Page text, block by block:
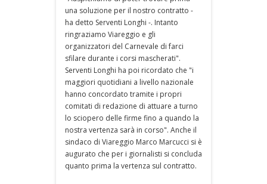
una soluzione per il nostro contratto -
ha detto Serventi Longhi -. Intanto
ringraziamo Viareggio e gli
organizzatori del Carnevale di farci
sfilare durante i corsi mascherati".
Serventi Longhi ha poi ricordato che "i
maggiori quotidiani a livello nazionale
hanno concordato tramite i propri
comitati di redazione di attuare a turno
lo sciopero delle firme fino a quando la
nostra vertenza sarà in corso". Anche il
sindaco di Viareggio Marco Marcucci si è
augurato che per i giornalisti si concluda
quanto prima la vertenza sul contratto.